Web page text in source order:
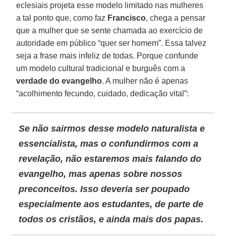
eclesiais projeta esse modelo limitado nas mulheres
a tal ponto que, como faz Francisco, chega a pensar
que a mulher que se sente chamada ao exercício de
autoridade em público “quer ser homem”. Essa talvez
seja a frase mais infeliz de todas. Porque confunde
um modelo cultural tradicional e burguês com a
verdade do evangelho. A mulher não é apenas
“acolhimento fecundo, cuidado, dedicação vital”:
Se não sairmos desse modelo naturalista e
essencialista, mas o confundirmos com a
revelação, não estaremos mais falando do
evangelho, mas apenas sobre nossos
preconceitos. Isso deveria ser poupado
especialmente aos estudantes, de parte de
todos os cristãos, e ainda mais dos papas.